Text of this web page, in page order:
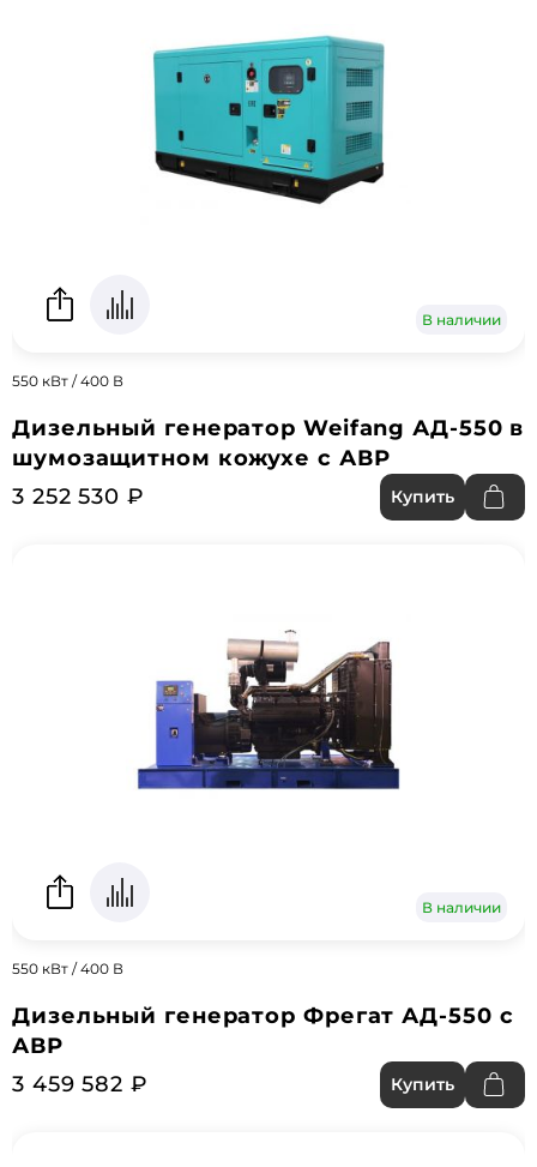
В наличии
550 кВт / 400 В
Дизельный генератор Weifang АД-550 в
шумозащитном кожухе с АВР
3 252 530 ₽
Купить
В наличии
550 кВт / 400 В
Дизельный генератор Фрегат АД-550 с
АВР
3 459 582 ₽
Купить